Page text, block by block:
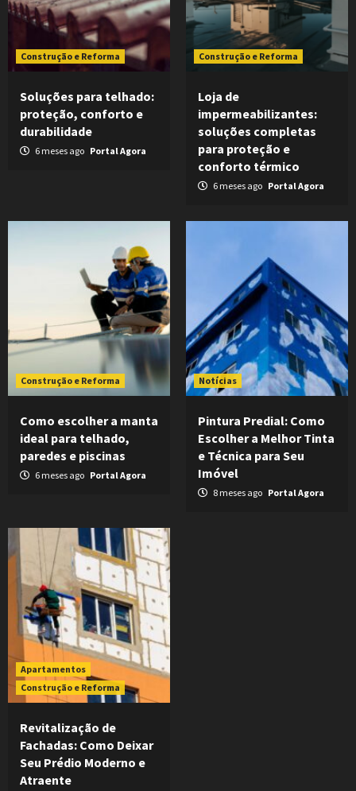
Construção e Reforma
Soluções para telhado:
proteção, conforto e
durabilidade
6 meses ago Portal Agora
Construção e Reforma
Loja de
impermeabilizantes:
soluções completas
para proteção e
conforto térmico
6 meses ago Portal Agora
Construção e Reforma
Como escolher a manta
ideal para telhado,
paredes e piscinas
6 meses ago Portal Agora
Notícias
Pintura Predial: Como
Escolher a Melhor Tinta
e Técnica para Seu
Imóvel
8 meses ago Portal Agora
Apartamentos
Construção e Reforma
Revitalização de
Fachadas: Como Deixar
Seu Prédio Moderno e
Atraente